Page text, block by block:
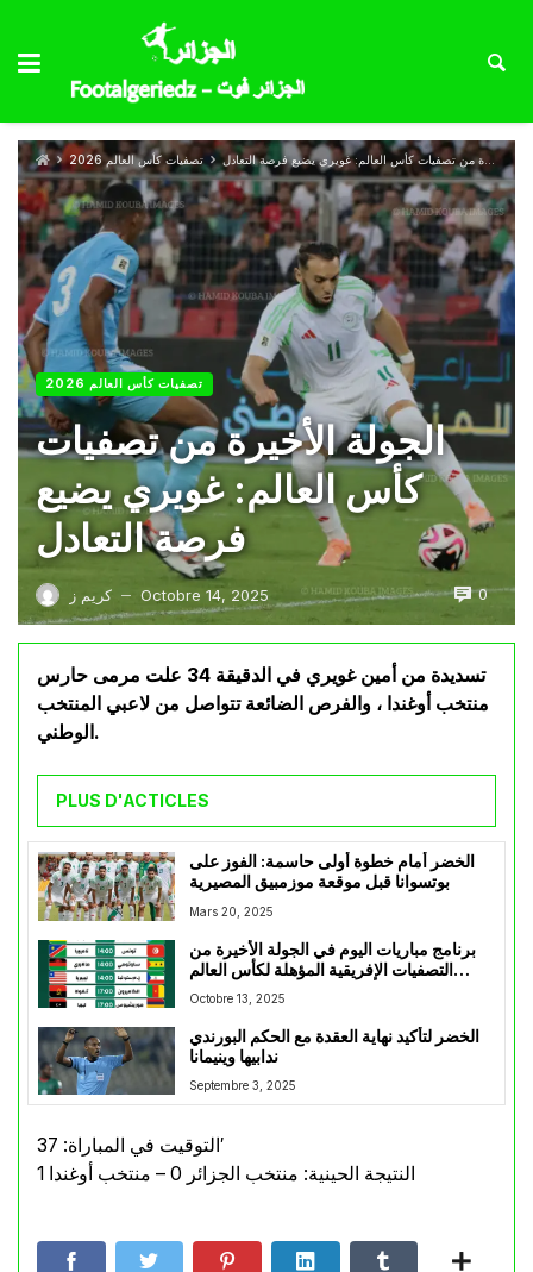
تصفيات كأس العالم 2026 الجولة الأخيرة من تصفيات كأس العالم: غويري يضيع فرصة التعادل
تصفيات كأس العالم 2026
الجولة الأخيرة من تصفيات
كأس العالم: غويري يضيع
فرصة التعادل
كريم ز — Octobre 14, 2025 0
تسديدة من أمين غويري في الدقيقة 34 علت مرمى حارس
منتخب أوغندا ، والفرص الضائعة تتواصل من لاعبي المنتخب
الوطني.
PLUS D'ACTICLES
الخضر أمام خطوة أولى حاسمة: الفوز على
بوتسوانا قبل موقعة موزمبيق المصيرية
Mars 20, 2025
برنامج مباريات اليوم في الجولة الأخيرة من
التصفيات الإفريقية المؤهلة لكأس العالم
2026
Octobre 13, 2025
الخضر لتأكيد نهاية العقدة مع الحكم البورندي
ندابيها وينيمانا
Septembre 3, 2025
التوقيت في المباراة: 37′
النتيجة الحينية: منتخب الجزائر 0 – منتخب أوغندا 1